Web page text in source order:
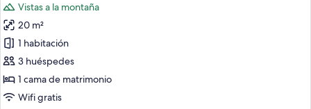
fotos
de
Habitación
estándar
doble,
1
Vistas a la montaña
20 m²
1 habitación
3 huéspedes
1 cama de matrimonio
Wifi gratis